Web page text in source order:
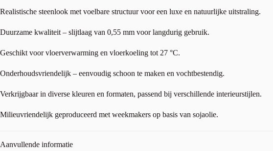
Realistische steenlook met voelbare structuur voor een luxe en natuurlijke uitstraling.
Duurzame kwaliteit – slijtlaag van 0,55 mm voor langdurig gebruik.
Geschikt voor vloerverwarming en vloerkoeling tot 27 °C.
Onderhoudsvriendelijk – eenvoudig schoon te maken en vochtbestendig.
Verkrijgbaar in diverse kleuren en formaten, passend bij verschillende interieurstijlen.
Milieuvriendelijk geproduceerd met weekmakers op basis van sojaolie.
Aanvullende informatie